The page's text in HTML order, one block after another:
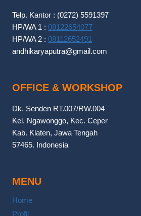
Telp. Kantor : (0272) 5591397
HP/WA 1 : 08122654077
HP/WA 2 : 08112652491
andhikaryaputra@gmail.com
OFFICE & WORKSHOP
Dk. Senden RT.007/RW.004
Kel. Ngawonggo, Kec. Ceper
Kab. Klaten, Jawa Tengah
57465. Indonesia
MENU
Home
Profil